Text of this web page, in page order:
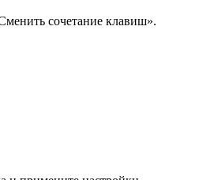
сочетание клавиш».